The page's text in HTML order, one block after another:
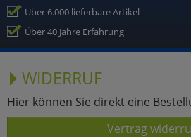
Über 6.000 lieferbare Artikel
Über 40 Jahre Erfahrung
WIDERRUF
Hier können Sie direkt eine
Vertrag